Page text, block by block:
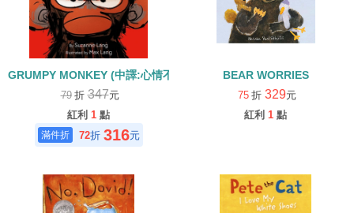
GRUMPY MONKEY (中譯:心情不好的小金) (115年度深耕閱讀入選書
79 折347元
紅利 1 點
72折 316元
BEAR WORRIES
75 折 329元
紅利 1 點